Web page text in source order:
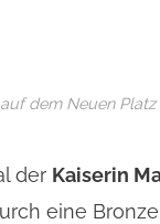
dem Neuen
der Kaiserin
eine